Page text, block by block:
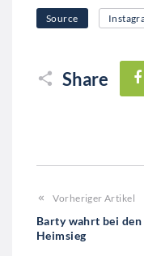
Source
Share
Vorheriger Artikel
Barty wahrt bei
Heimsieg